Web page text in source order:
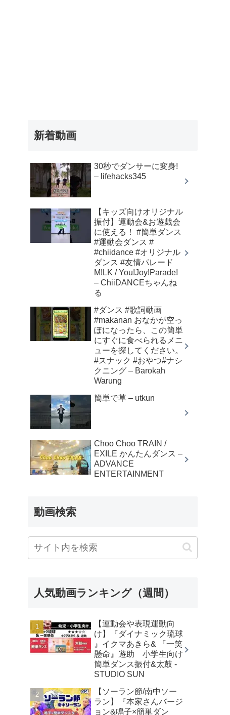
新着動画
30秒でダンサーに変身!
– lifehacks345
【キッズ向けオリジナル
振付】運動会&お遊戯会
に使える！ #簡単ダンス
#運動会ダンス #
#chiidance #オリジナル
ダンス #友情パレード
M!LK / You!Joy!Parade!
– ChiiDANCEちゃんね
る
#ダンス #歌詞動画
#makanan おなかが空っ
ぽになったら、この簡単
にすぐに食べられるメニ
ューを探してください。
#スナック #おやつ#ナシ
クニング – Barokah
Warung
簡単で草 – utkun
Choo Choo TRAIN /
EXILE かんたんダンス –
ADVANCE
ENTERTAINMENT
動画検索
人気動画ランキング（週間）
【運動会や表現運動向
け】『ダイナミック琉球
』イクマあきら& 『一笑
懸命』遊助 小学生向け
簡単ダンス振付&太鼓 -
STUDIO SUN
【ソーラン節/南中ソー
ラン】『本家さんバージ
ョン&鳴子×簡単ダン